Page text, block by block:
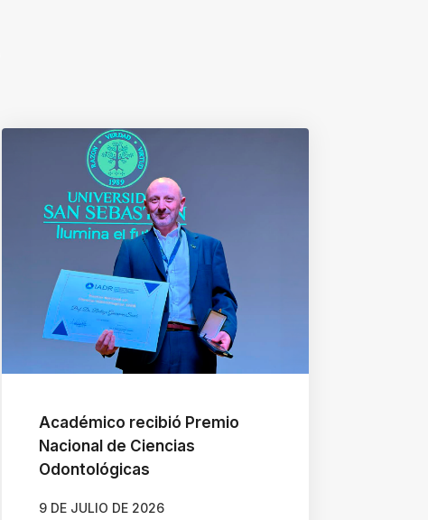
Académico recibió Premio
Nacional de Ciencias
Odontológicas
9 DE JULIO DE 2026